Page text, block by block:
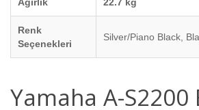
Renk
Seçenekleri
Silver/Piano Black,
Yamaha A-S2200